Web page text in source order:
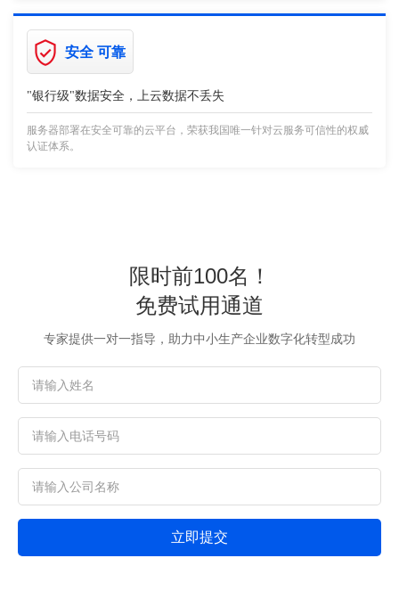
安全 可靠
"银行级"数据安全，上云数据不丢失
服务器部署在安全可靠的云平台，荣获我国唯一针对云服务可信性的权威
认证体系。
限时前100名！
免费试用通道
专家提供一对一指导，助力中小生产企业数字化转型成功
立即提交